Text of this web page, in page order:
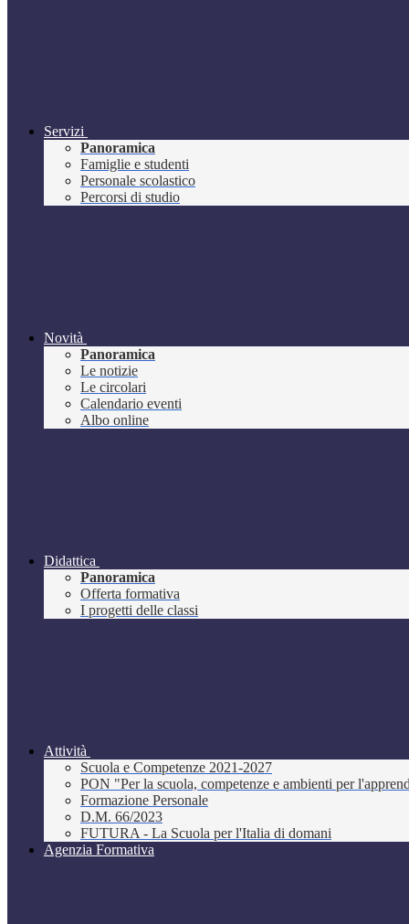
Servizi
Panoramica
Famiglie e studenti
Personale scolastico
Percorsi di studio
Novità
Panoramica
Le notizie
Le circolari
Calendario eventi
Albo online
Didattica
Panoramica
Offerta formativa
I progetti delle classi
Attività
Scuola e Competenze 2021-2027
PON "Per la scuola, competenze e ambienti per
Formazione Personale
D.M. 66/2023
FUTURA - La Scuola per l'Italia di domani
Agenzia Formativa